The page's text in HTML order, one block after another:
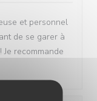
et personnel
de se garer à
recommande